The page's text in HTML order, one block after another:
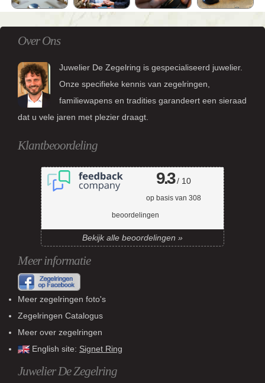
Over Ons
Juwelier De Zegelring is gespecialiseerd juwelier.
Onze specifieke kennis van zegelringen,
familiewapens en tradities garandeert een sieraad
dat u vele jaren met plezier draagt.
Klantbeoordeling
9.3/ 10
op basis van 308
beoordelingen
Bekijk alle beoordelingen »
Meer informatie
Meer zegelringen foto's
Zegelringen Catalogus
Meer over zegelringen
English site: Signet Ring
Juwelier De Zegelring